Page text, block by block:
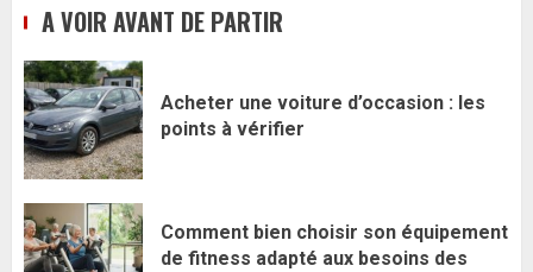
A VOIR AVANT DE PARTIR
Acheter une voiture d’occasion : les
points à vérifier
Comment bien choisir son équipement
de fitness adapté aux besoins des